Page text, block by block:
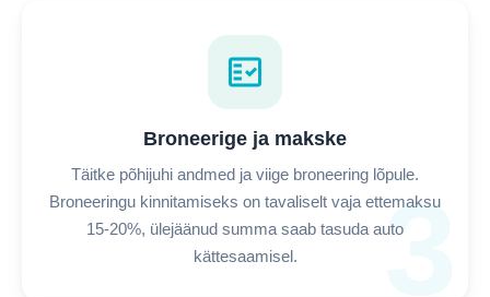
3
fact_check
Broneerige ja makske
Täitke põhijuhi andmed ja viige broneering lõpule.
Broneeringu kinnitamiseks on tavaliselt vaja ettemaksu
15-20%, ülejäänud summa saab tasuda auto
kättesaamisel.